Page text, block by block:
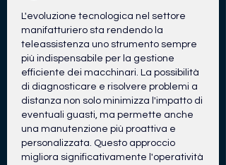
L'evoluzione tecnologica nel settore
manifatturiero sta rendendo la
teleassistenza uno strumento sempre
più indispensabile per la gestione
efficiente dei macchinari. La possibilità
di diagnosticare e risolvere problemi a
distanza non solo minimizza l'impatto di
eventuali guasti, ma permette anche
una manutenzione più proattiva e
personalizzata. Questo approccio
migliora significativamente l'operatività